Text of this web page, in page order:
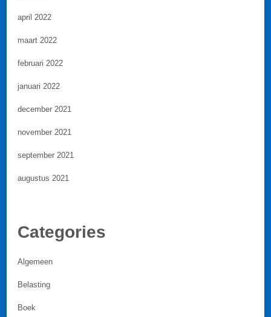
april 2022
maart 2022
februari 2022
januari 2022
december 2021
november 2021
september 2021
augustus 2021
Categories
Algemeen
Belasting
Boek